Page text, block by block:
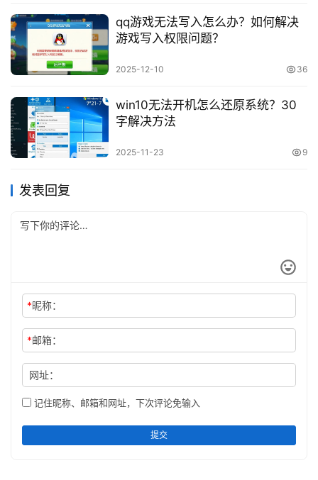
qq游戏无法写入怎么办？如何解决
游戏写入权限问题？
2025-12-10 36
win10无法开机怎么还原系统？30
字解决方法
2025-11-23 9
发表回复
*昵称：
*邮箱：
网址：
记住昵称、邮箱和网址，下次评论免输入
提交